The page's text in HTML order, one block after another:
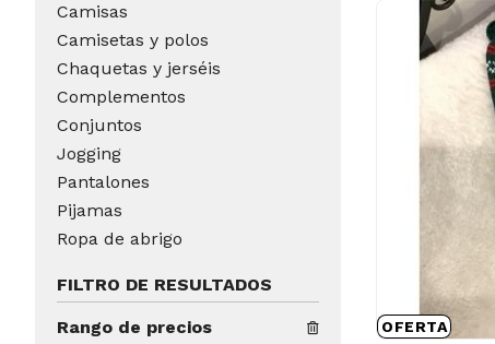
OFERTA
Camisas
Camisetas y polos
Chaquetas y jerséis
Complementos
Conjuntos
Jogging
Pantalones
Pijamas
Ropa de abrigo
FILTRO DE RESULTADOS
Rango de precios